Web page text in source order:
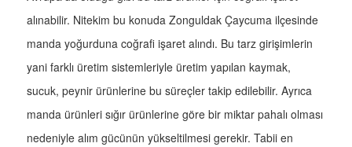
alınabilir. Nitekim bu konuda Zonguldak Çaycuma ilçesinde
manda yoğurduna coğrafi işaret alındı. Bu tarz girişimlerin
yani farklı üretim sistemleriyle üretim yapılan kaymak,
sucuk, peynir ürünlerine bu süreçler takip edilebilir. Ayrıca
manda ürünleri sığır ürünlerine göre bir miktar pahalı olması
nedeniyle alım gücünün yükseltilmesi gerekir. Tabii en